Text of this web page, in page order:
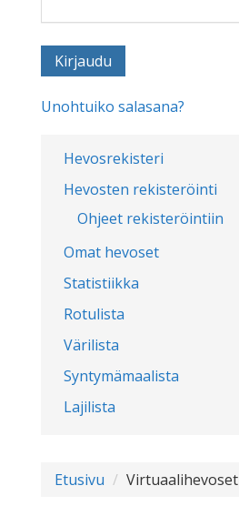
Hevosrekisteri
Hevosten rekisteröinti
Ohjeet rekisteröintiin
Omat hevoset
Statistiikka
Rotulista
Värilista
Syntymämaalista
Lajilista
Unohtuiko salasana?
Etusivu Virtuaalihevoset